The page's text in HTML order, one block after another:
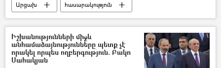
Արցախ
հասարակություն
Հայաստան
Ապրիլյան քառօրյա պատերազմ
Լևոն Մնացականյան
Արցախի պաշտպանության բանակ (ՊԲ)
Իշխանությունների միջև
անհամաձայնությունները պետք չէ
որակել որպես ողբերգություն. Բակո
Սահակյան